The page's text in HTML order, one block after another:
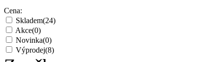
Cena:
Skladem(24)
Akce(0)
Novinka(0)
Výprodej(8)